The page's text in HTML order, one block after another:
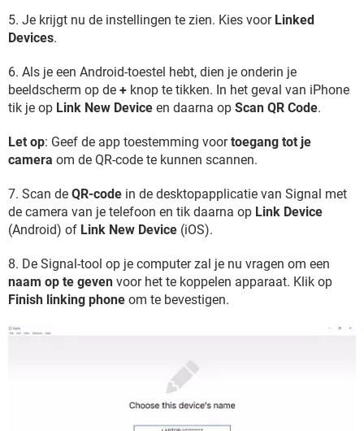
5. Je krijgt nu de instellingen te zien. Kies voor Linked
Devices.
6. Als je een Android-toestel hebt, dien je onderin je
beeldscherm op de + knop te tikken. In het geval van iPhone
tik je op Link New Device en daarna op Scan QR Code.
Let op: Geef de app toestemming voortoegang tot je
camera om de QR-code te kunnen scannen.
7. Scan de QR-code in de desktopapplicatie van Signal met
de camera van je telefoon en tik daarna op Link Device
(Android) of Link New Device (iOS).
8. De Signal-tool op je computer zal je nu vragen om een
naam op te geven voor het te koppelen apparaat. Klik op
Finish linking phone om te bevestigen.